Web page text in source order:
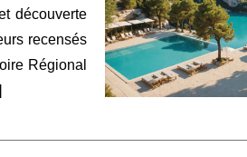
découverte
recensés
Régional